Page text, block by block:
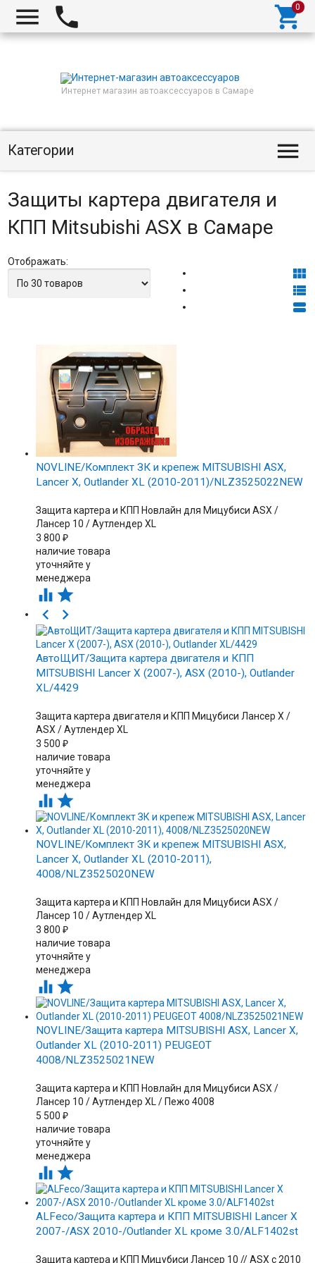
  
Интернет магазин автоаксессуаров в Самаре
Категории 
Защиты картера двигателя и
КПП Mitsubishi ASX в Самаре
Отображать:



NOVLINE/Комплект ЗК и крепеж MITSUBISHI ASX,
Lancer X, Outlander XL (2010-2011)/NLZ3525022NEW
Защита картера и КПП Новлайн для Мицубиси ASX /
Лансер 10 / Аутлендер XL
3 800 ₽
наличие товара
уточняйте у
менеджера
 


АвтоЩИТ/Защита картера двигателя и КПП
MITSUBISHI Lancer X (2007-), ASX (2010-), Outlander
XL/4429
Защита картера двигателя и КПП Мицубиси Лансер X /
ASX / Аутлендер XL
3 500 ₽
наличие товара
уточняйте у
менеджера
 
NOVLINE/Комплект ЗК и крепеж MITSUBISHI ASX,
Lancer X, Outlander XL (2010-2011),
4008/NLZ3525020NEW
Защита картера и КПП Новлайн для Мицубиси ASX /
Лансер 10 / Аутлендер XL
3 800 ₽
наличие товара
уточняйте у
менеджера
 
NOVLINE/Защита картера MITSUBISHI ASX, Lancer X,
Outlander XL (2010-2011) PEUGEOT
4008/NLZ3525021NEW
Защита картера и КПП Новлайн для Мицубиси ASX /
Лансер 10 / Аутлендер XL / Пежо 4008
5 500 ₽
наличие товара
уточняйте у
менеджера
 
ALFeco/Защита картера и КПП MITSUBISHI Lancer X
2007-/ASX 2010-/Outlander XL кроме 3.0/ALF1402st
Защита картера и КПП Мицубиси Лансер 10 // ASX с 2010